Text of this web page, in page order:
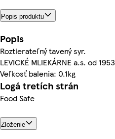
Popis produktu
Popis
Roztierateľný tavený syr.
LEVICKÉ MLIEKÁRNE a.s. od 1953
Veľkosť balenia: 0.1kg
Logá tretích strán
Food Safe
Zloženie